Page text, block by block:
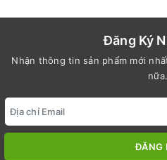
Đăng Ký
Nhận thông tin sản phẩm mới
nữa.
ĐĂNG